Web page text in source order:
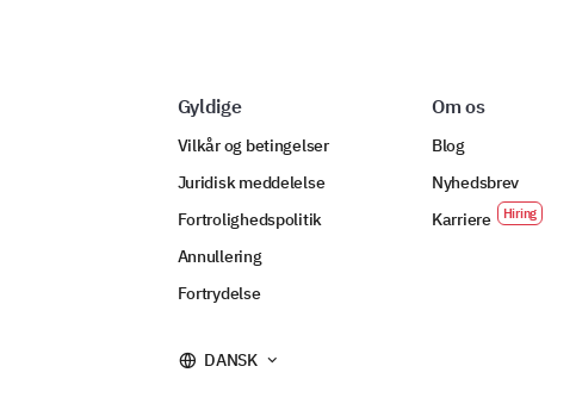
Gyldige
Vilkår og betingelser
Juridisk meddelelse
Fortrolighedspolitik
Annullering
Fortrydelse
Om os
Blog
Nyhedsbrev
Karriere
DANSK